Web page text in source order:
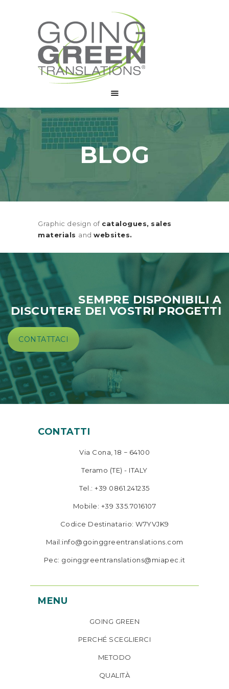
BLOG
CHI SIAMO
SERVIZI
COLLABORA
BLOG
CONTATTI
Graphic design of catalogues, sales
materials and websites.
SEMPRE DISPONIBILI A
DISCUTERE DEI VOSTRI PROGETTI
CONTATTACI
CONTATTI
Via Cona, 18 − 64100
Teramo (TE) - ITALY
Tel.: +39 0861.241235
Mobile: +39 335.7016107
Codice Destinatario: W7YVJK9
Mail:info@goinggreentranslations.com
Pec: goinggreentranslations@miapec.it
MENU
GOING GREEN
PERCHÉ SCEGLIERCI
METODO
QUALITÀ